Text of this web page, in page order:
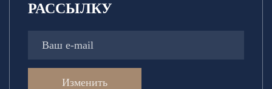
РАССЫЛКУ
Изменить